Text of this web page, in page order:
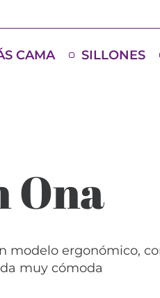
CAMA SILLONES
Ona
modelo ergonómico,
muy cómoda